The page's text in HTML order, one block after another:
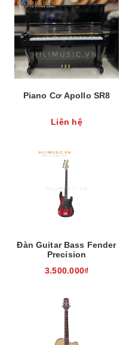
Piano Cơ Apollo SR8
Liên hệ
Đàn Guitar Bass Fender
Precision
3.500.000₫